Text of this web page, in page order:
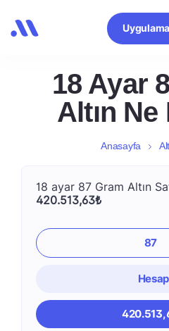
18 Ayar
Altın
Anasayfa
18 ayar 87 Gram Altın
420.513,63₺